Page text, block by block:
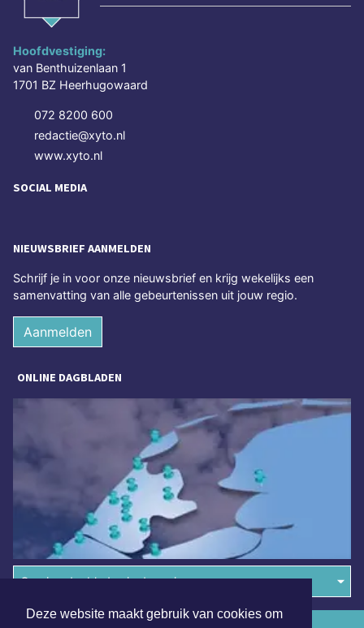
Deze website maakt gebruik van cookies om
Hoofdvestiging:
van Benthuizenlaan 1
1701 BZ Heerhugowaard
072 8200 600
redactie@xyto.nl
www.xyto.nl
SOCIAL MEDIA
NIEUWSBRIEF AANMELDEN
Schrijf je in voor onze nieuwsbrief en krijg wekelijks een
samenvatting van alle gebeurtenissen uit jouw regio.
Aanmelden
ONLINE DAGBLADEN
Overige dagbladen in de regio